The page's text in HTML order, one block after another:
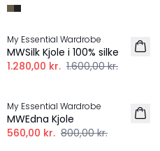
-20%
My Essential Wardrobe
MWSilk Kjole i 100% silke
1.280,00 kr. 1.600,00 kr.
My Essential Wardrobe
MWEdna Kjole
560,00 kr. 800,00 kr.